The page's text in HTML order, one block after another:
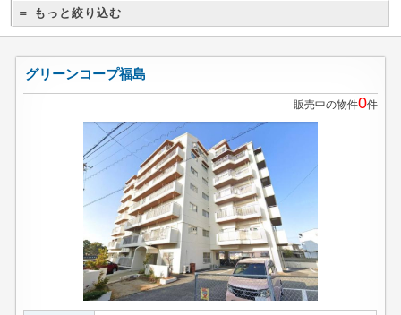
＝ もっと絞り込む
グリーンコープ福島
販売中の物件0件